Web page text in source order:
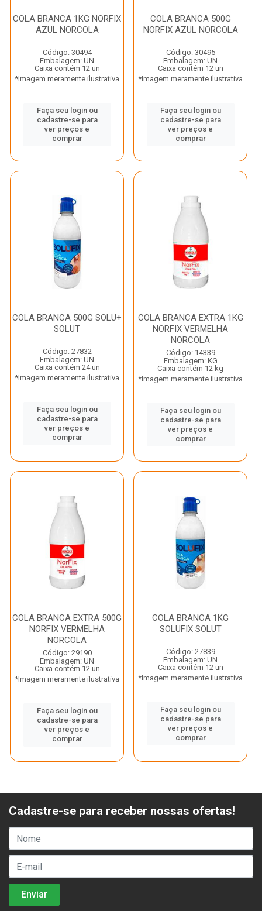
COLA BRANCA 1KG NORFIX
AZUL NORCOLA
Código: 30494
Embalagem: UN
Caixa contém 12 un
*Imagem meramente ilustrativa
Faça seu login ou
cadastre-se para
ver preços e
comprar
COLA BRANCA 500G
NORFIX AZUL NORCOLA
Código: 30495
Embalagem: UN
Caixa contém 12 un
*Imagem meramente ilustrativa
Faça seu login ou
cadastre-se para
ver preços e
comprar
COLA BRANCA 500G SOLU+
SOLUT
Código: 27832
Embalagem: UN
Caixa contém 24 un
*Imagem meramente ilustrativa
Faça seu login ou
cadastre-se para
ver preços e
comprar
COLA BRANCA EXTRA 1KG
NORFIX VERMELHA
NORCOLA
Código: 14339
Embalagem: KG
Caixa contém 12 kg
*Imagem meramente ilustrativa
Faça seu login ou
cadastre-se para
ver preços e
comprar
COLA BRANCA EXTRA 500G
NORFIX VERMELHA
NORCOLA
Código: 29190
Embalagem: UN
Caixa contém 12 un
*Imagem meramente ilustrativa
Faça seu login ou
cadastre-se para
ver preços e
comprar
COLA BRANCA 1KG
SOLUFIX SOLUT
Código: 27839
Embalagem: UN
Caixa contém 12 un
*Imagem meramente ilustrativa
Faça seu login ou
cadastre-se para
ver preços e
comprar
Cadastre-se para receber nossas ofertas!